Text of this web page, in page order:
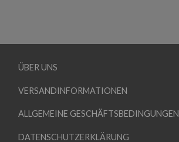
ÜBER UNS
VERSANDINFORMATIONEN
ALLGEMEINE GESCHÄFTSBEDINGUNGEN
DATENSCHUTZERKLÄRUNG